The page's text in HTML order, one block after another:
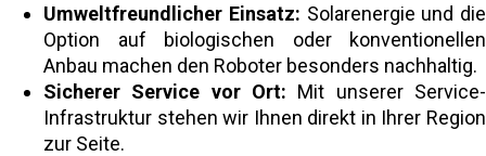
Umweltfreundlicher Einsatz: Solarenergie und die
Option auf biologischen oder konventionellen
Anbau machen den Roboter besonders nachhaltig.
Sicherer Service vor Ort: Mit unserer Service-
Infrastruktur stehen wir Ihnen direkt in Ihrer Region
zur Seite.